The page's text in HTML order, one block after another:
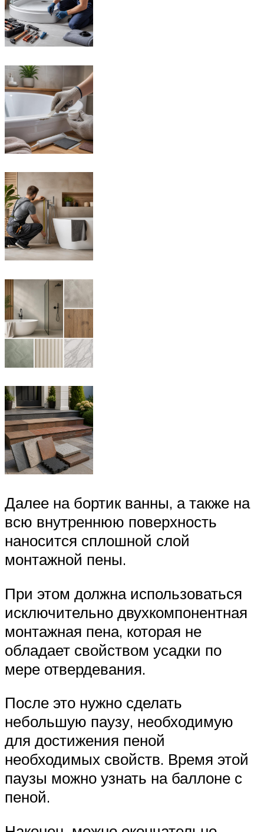
Далее на бортик ванны, а также на
всю внутреннюю поверхность
наносится сплошной слой
монтажной пены.
При этом должна использоваться
исключительно двухкомпонентная
монтажная пена, которая не
обладает свойством усадки по
мере отвердевания.
После это нужно сделать
небольшую паузу, необходимую
для достижения пеной
необходимых свойств. Время этой
паузы можно узнать на баллоне с
пеной.